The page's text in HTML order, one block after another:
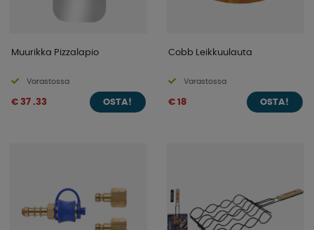
Muurikka Pizzalapio
Varastossa
€ 37 .33 OSTA!
Cobb Leikkuulauta
Varastossa
€ 18 OSTA!